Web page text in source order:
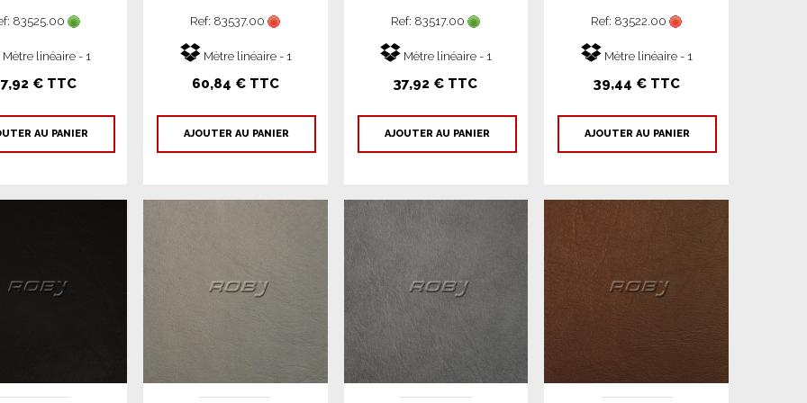
83525.00
Mètre linéaire - 1
€ TTC
AU PANIER
Ref: 83537.00
Mètre linéaire - 1
60,84 € TTC
AJOUTER AU PANIER
Ref: 83517.00
Mètre linéaire - 1
37,92 € TTC
AJOUTER AU PANIER
Ref: 83522.00
Mètre linéaire - 1
39,44 € TTC
AJOUTER AU PANIER